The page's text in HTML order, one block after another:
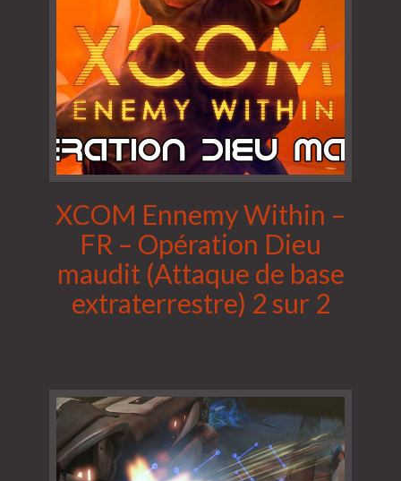
XCOM Ennemy Within –
FR – Opération Dieu
maudit (Attaque de base
extraterrestre) 2 sur 2